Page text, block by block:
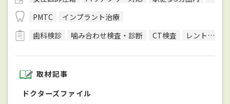
PMTC
インプラント治療
歯科検診
噛み合わせ検査・診断 CT検査 レントゲン検査
取材記事
ドクターズファイル